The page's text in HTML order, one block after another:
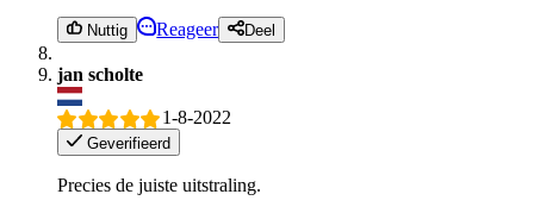
Nuttig Reageer Deel
jan scholte
1-8-2022
Geverifieerd
Precies de juiste uitstraling.